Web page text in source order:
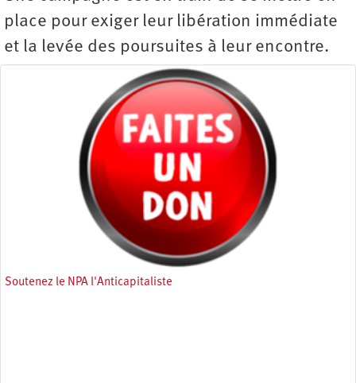
place pour exiger leur libération immédiate
et la levée des poursuites à leur encontre.
Soutenez le NPA l'Anticapitaliste